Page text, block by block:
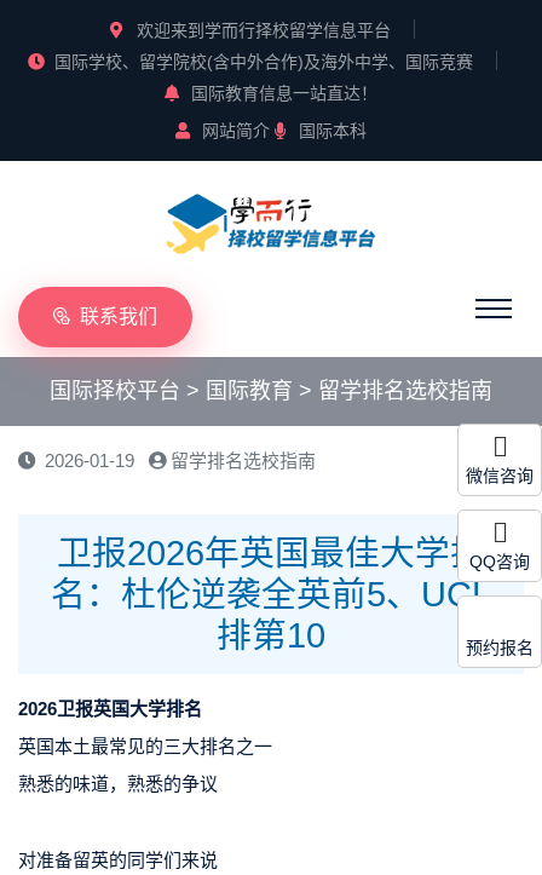
欢迎来到学而行择校留学信息平台
国际学校、留学院校(含中外合作)及海外中学、国际竞赛
国际教育信息一站直达！
网站简介
国际本科
联系我们
国际择校平台 > 国际教育 > 留学排名选校指南
2026-01-19 留学排名选校指南
卫报2026年英国最佳大学排
名：杜伦逆袭全英前5、UCL
排第10
2026卫报英国大学排名
英国本土最常见的三大排名之一
熟悉的味道，熟悉的争议
对准备留英的同学们来说
微信咨询
QQ咨询
预约报名